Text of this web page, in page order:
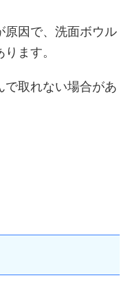
原因で、洗面ボウル
ます。
で取れない場合があ